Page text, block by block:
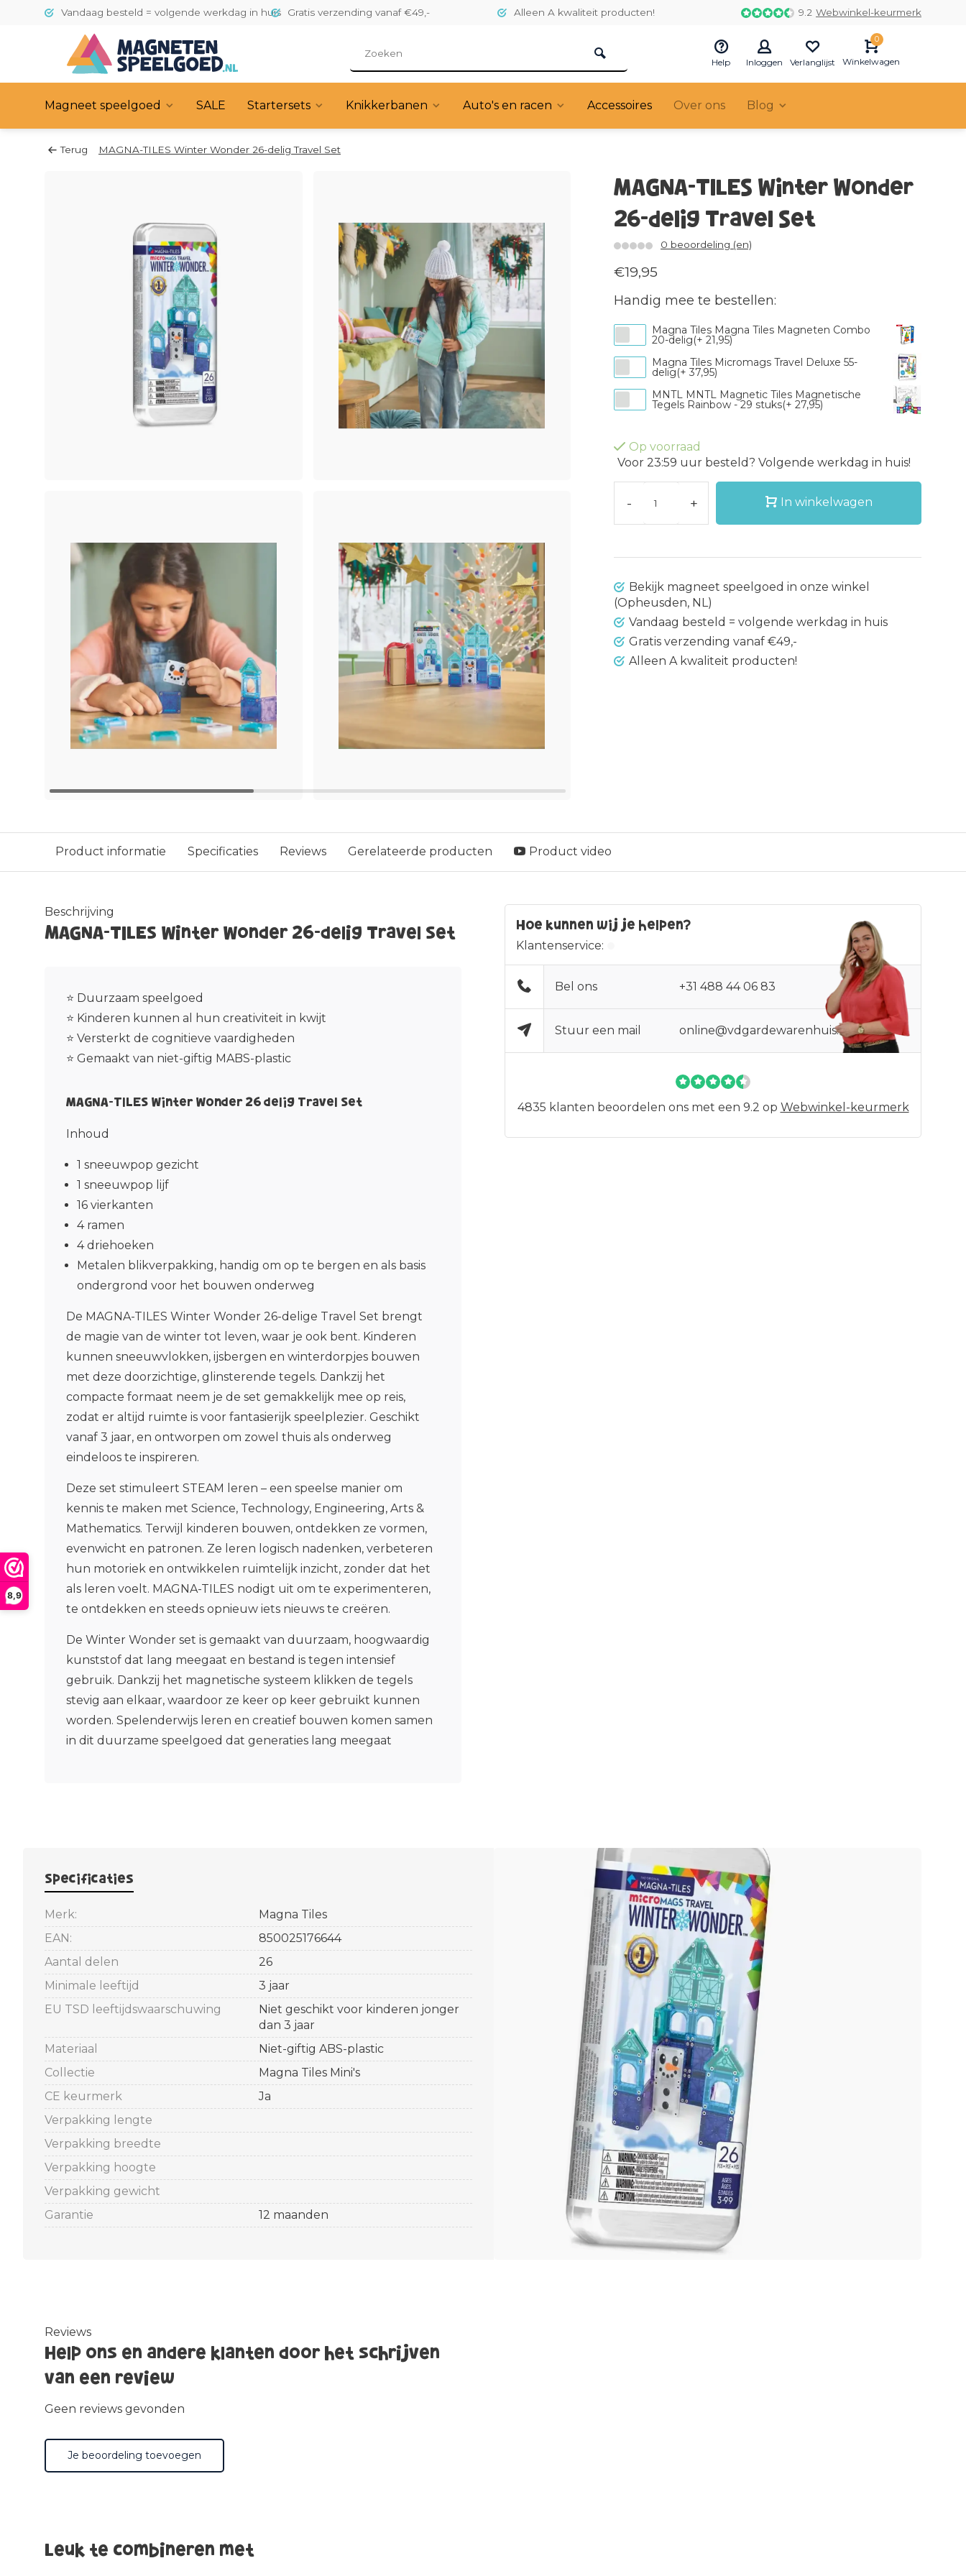
8,9
Vandaag besteld = volgende werkdag in huis Gratis verzending vanaf €49,- Alleen A kwaliteit producten! 9.2 Webwinkel-keurmerk
Help Inloggen Verlanglijst
0
Winkelwagen
Magneet speelgoed SALE Startersets Knikkerbanen Auto's en racen Accessoires Over ons Blog
Terug MAGNA-TILES Winter Wonder 26-delig Travel Set
MAGNA-TILES Winter Wonder
26-delig Travel Set
0 beoordeling (en)
€19,95
Handig mee te bestellen:
Magna Tiles Magna Tiles Magneten Combo
20-delig(+ 21,95)
Magna Tiles Micromags Travel Deluxe 55-
delig(+ 37,95)
MNTL MNTL Magnetic Tiles Magnetische
Tegels Rainbow - 29 stuks(+ 27,95)
Op voorraad
Voor 23:59 uur besteld? Volgende werkdag in huis!
- + In winkelwagen
Bekijk magneet speelgoed in onze winkel
(Opheusden, NL)
Vandaag besteld = volgende werkdag in huis
Gratis verzending vanaf €49,-
Alleen A kwaliteit producten!
Product informatie Specificaties Reviews Gerelateerde producten Product video
Beschrijving
MAGNA-TILES Winter Wonder 26-delig Travel Set
⭐ Duurzaam speelgoed
⭐ Kinderen kunnen al hun creativiteit in kwijt
⭐ Versterkt de cognitieve vaardigheden
⭐ Gemaakt van niet-giftig MABS-plastic
MAGNA-TILES Winter Wonder 26 delig Travel Set
Inhoud
1 sneeuwpop gezicht
1 sneeuwpop lijf
16 vierkanten
4 ramen
4 driehoeken
Metalen blikverpakking, handig om op te bergen en als basis
ondergrond voor het bouwen onderweg
De MAGNA-TILES Winter Wonder 26-delige Travel Set brengt
de magie van de winter tot leven, waar je ook bent. Kinderen
kunnen sneeuwvlokken, ijsbergen en winterdorpjes bouwen
met deze doorzichtige, glinsterende tegels. Dankzij het
compacte formaat neem je de set gemakkelijk mee op reis,
zodat er altijd ruimte is voor fantasierijk speelplezier. Geschikt
vanaf 3 jaar, en ontworpen om zowel thuis als onderweg
eindeloos te inspireren.
Deze set stimuleert STEAM leren – een speelse manier om
kennis te maken met Science, Technology, Engineering, Arts &
Mathematics. Terwijl kinderen bouwen, ontdekken ze vormen,
evenwicht en patronen. Ze leren logisch nadenken, verbeteren
hun motoriek en ontwikkelen ruimtelijk inzicht, zonder dat het
als leren voelt. MAGNA-TILES nodigt uit om te experimenteren,
te ontdekken en steeds opnieuw iets nieuws te creëren.
De Winter Wonder set is gemaakt van duurzaam, hoogwaardig
kunststof dat lang meegaat en bestand is tegen intensief
gebruik. Dankzij het magnetische systeem klikken de tegels
stevig aan elkaar, waardoor ze keer op keer gebruikt kunnen
worden. Spelenderwijs leren en creatief bouwen komen samen
in dit duurzame speelgoed dat generaties lang meegaat
Hoe kunnen wij je helpen?
Klantenservice:
Bel ons +31 488 44 06 83
Stuur een mail online@vdgardewarenhuis.nl
4835 klanten beoordelen ons met een 9.2 op Webwinkel-keurmerk
Specificaties
Merk:
Magna Tiles
EAN:
850025176644
Aantal delen
26
Minimale leeftijd
3 jaar
EU TSD leeftijdswaarschuwing
Niet geschikt voor kinderen jonger
dan 3 jaar
Materiaal
Niet-giftig ABS-plastic
Collectie
Magna Tiles Mini's
CE keurmerk
Ja
Verpakking lengte
Verpakking breedte
Verpakking hoogte
Verpakking gewicht
Garantie
12 maanden
Reviews
Help ons en andere klanten door het schrijven
van een review
Geen reviews gevonden
Je beoordeling toevoegen
Leuk te combineren met